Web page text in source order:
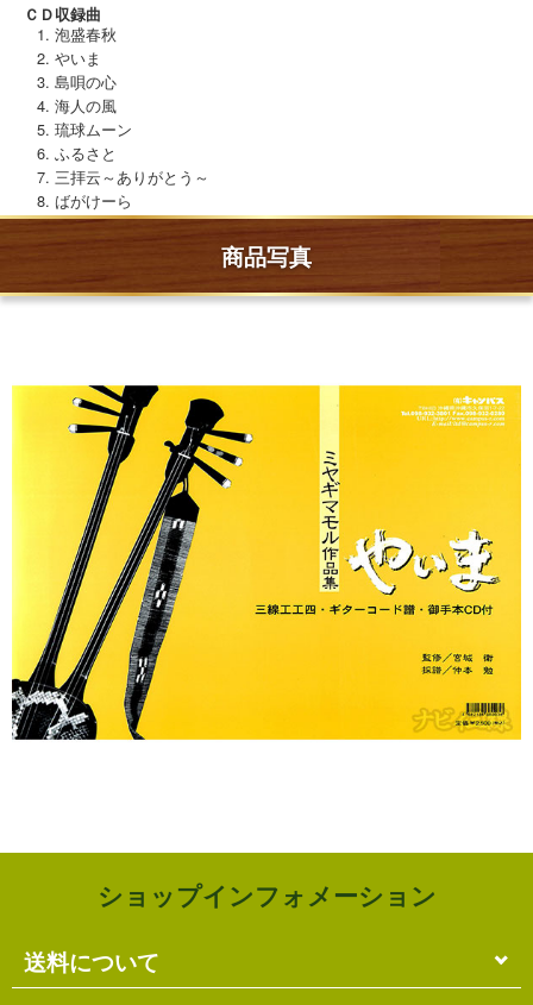
ＣＤ収録曲
泡盛春秋
やいま
島唄の心
海人の風
琉球ムーン
ふるさと
三拝云～ありがとう～
ばがけーら
商品写真
ショップインフォメーション
送料について